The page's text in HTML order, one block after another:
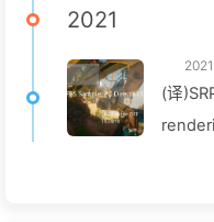
2021
(译